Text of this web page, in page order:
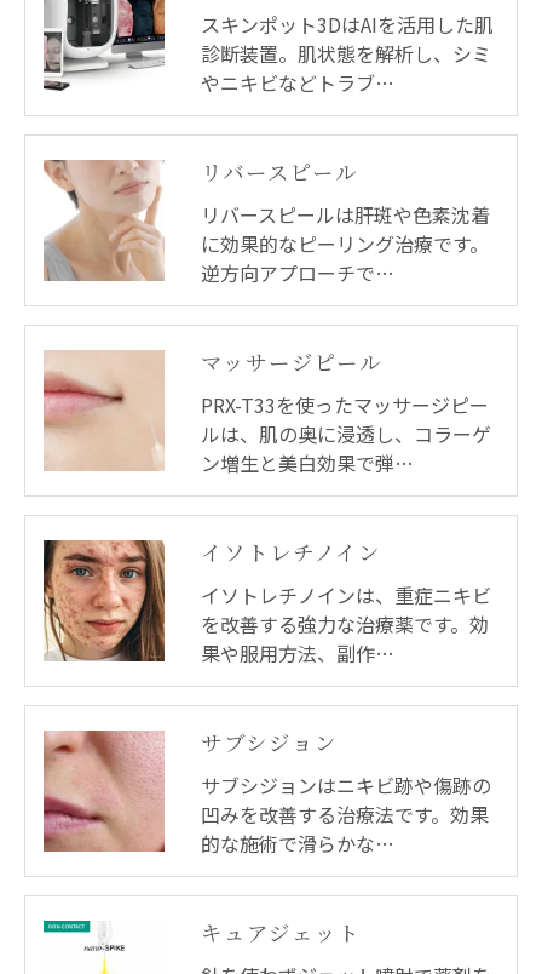
スキンポット3DはAIを活用した肌
診断装置。肌状態を解析し、シミ
やニキビなどトラブ…
リバースピール
リバースピールは肝斑や色素沈着
に効果的なピーリング治療です。
逆方向アプローチで…
マッサージピール
PRX-T33を使ったマッサージピー
ルは、肌の奥に浸透し、コラーゲ
ン増生と美白効果で弾…
イソトレチノイン
イソトレチノインは、重症ニキビ
を改善する強力な治療薬です。効
果や服用方法、副作…
サブシジョン
サブシジョンはニキビ跡や傷跡の
凹みを改善する治療法です。効果
的な施術で滑らかな…
キュアジェット